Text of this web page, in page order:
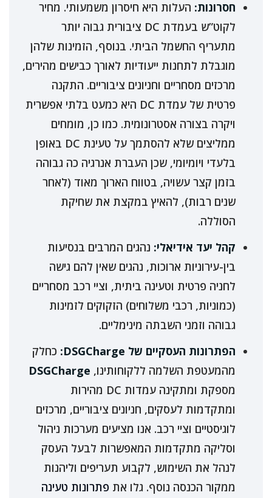
חסרונות: העלות היא חיסרון משמעותי. מחיר
לקוט”ש בעמדת DC ציבורית גבוה יותר
מתעריף החשמל הביתי. בנוסף, הזמינות שלהן
מוגבלת לתחנות ייעודיות לאורך כבישים מהירים,
מרכזים מסחריים וחניונים ציבוריים. התקנה
פרטית של עמדת DC היא כמעט בלתי אפשרית
ויקרה בצורה אסטרונומית. כמו כן, מומחים
ממליצים שלא להסתמך על טעינת DC באופן
בלעדי ויומיומי, שכן העברת אנרגיה כה גבוהה
בזמן קצר עשויה, בטווח הארוך מאוד (לאחר
שנים רבות), להאיץ במקצת את שחיקת
הסוללה.
קהל יעד אידיאלי: נהגים המרבים בנסיעות
בין-עירוניות ארוכות, נהגים שאין להם גישה
לחניה פרטית וטעינה ביתית, וציי רכב מסחריים
(כמוניות, רכבי משלוחים) הזקוקים לזמינות
גבוהה וזמני השבתה מינימליים.
הפתרונות העסקיים של DSGCharge:
כחלק
מהמעטפת השלמה ללקוחותינו, DSGCharge
מספקת ומתקינה עמדות DC מהירות
ומתקדמות לעסקים, חניונים ציבוריים, מרכזים
לוגיסטיים וציי רכב. אנו מציעים מערכות ניהול
וסליקה מתקדמות המאפשרות לבעל העסק
לנהל את השימוש, לקבוע תעריפים וליהנות
ממקור הכנסה נוסף. גלו את פתרונות טעינה